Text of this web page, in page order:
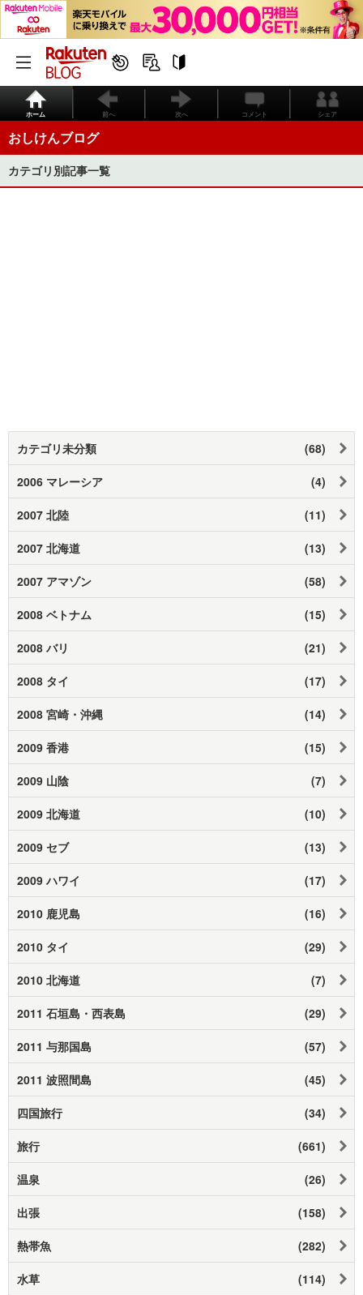
ホーム 前へ 次へ コメント シェア
おしけんブログ
カテゴリ別記事一覧
カテゴリ未分類 (68)
2006 マレーシア (4)
2007 北陸 (11)
2007 北海道 (13)
2007 アマゾン (58)
2008 ベトナム (15)
2008 バリ (21)
2008 タイ (17)
2008 宮崎・沖縄 (14)
2009 香港 (15)
2009 山陰 (7)
2009 北海道 (10)
2009 セブ (13)
2009 ハワイ (17)
2010 鹿児島 (16)
2010 タイ (29)
2010 北海道 (7)
2011 石垣島・西表島 (29)
2011 与那国島 (57)
2011 波照間島 (45)
四国旅行 (34)
旅行 (661)
温泉 (26)
出張 (158)
熱帯魚 (282)
水草 (114)